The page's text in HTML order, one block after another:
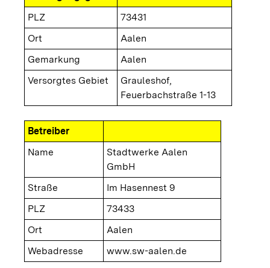
PLZ
73431
Ort
Aalen
Gemarkung
Aalen
Versorgtes Gebiet
Grauleshof,
Feuerbachstraße 1-13
Betreiber
Name
Stadtwerke Aalen
GmbH
Straße
Im Hasennest 9
PLZ
73433
Ort
Aalen
Webadresse
www.sw-aalen.de